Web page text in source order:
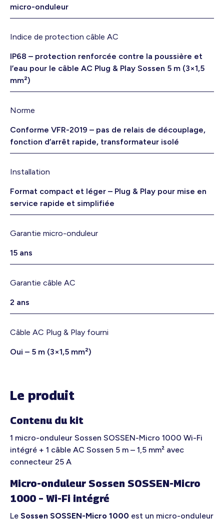
micro-onduleur
Indice de protection câble AC
IP68 – protection renforcée contre la poussière et
l’eau pour le câble AC Plug & Play Sossen 5 m (3×1,5
mm²)
Norme
Conforme VFR-2019 – pas de relais de découplage,
fonction d’arrêt rapide, transformateur isolé
Installation
Format compact et léger – Plug & Play pour mise en
service rapide et simplifiée
Garantie micro-onduleur
15 ans
Garantie câble AC
2 ans
Câble AC Plug & Play fourni
Oui – 5 m (3×1,5 mm²)
Le produit
Contenu du kit
1 micro-onduleur Sossen SOSSEN-Micro 1000 Wi-Fi
intégré + 1 câble AC Sossen 5 m – 1,5 mm² avec
connecteur 25 A
Micro-onduleur Sossen SOSSEN-Micro
1000 – Wi-Fi intégré
Le Sossen SOSSEN-Micro 1000 est un micro-onduleur